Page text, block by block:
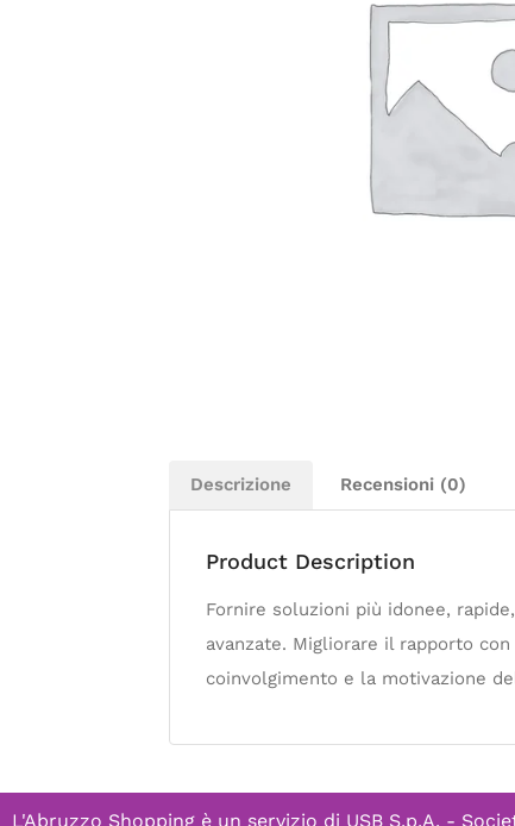
Descrizione Recensioni (0)
Product Description
Fornire soluzioni più idonee,
avanzate. Migliorare il rapporto
coinvolgimento e la motivazione
L'Abruzzo Shopping è un servizio di USB S.p.A. -